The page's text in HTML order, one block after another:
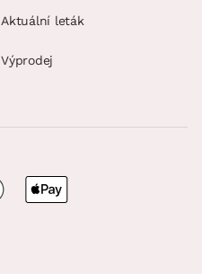
Aktuální leták
Výprodej